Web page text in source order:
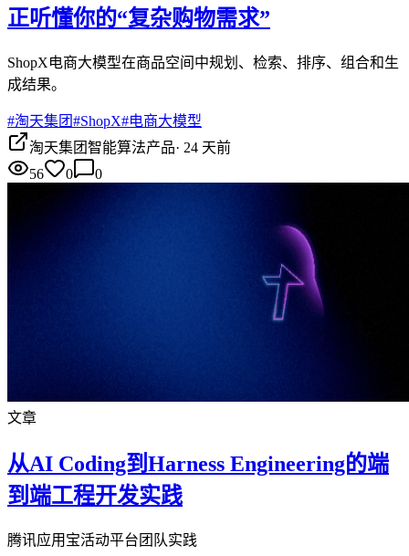
正听懂你的“复杂购物需求”
ShopX电商大模型在商品空间中规划、检索、排序、组合和生
成结果。
#淘天集团#ShopX#电商大模型
淘天集团智能算法产品· 24 天前
56
0 0
文章
从AI Coding到Harness Engineering的端
到端工程开发实践
腾讯应用宝活动平台团队实践